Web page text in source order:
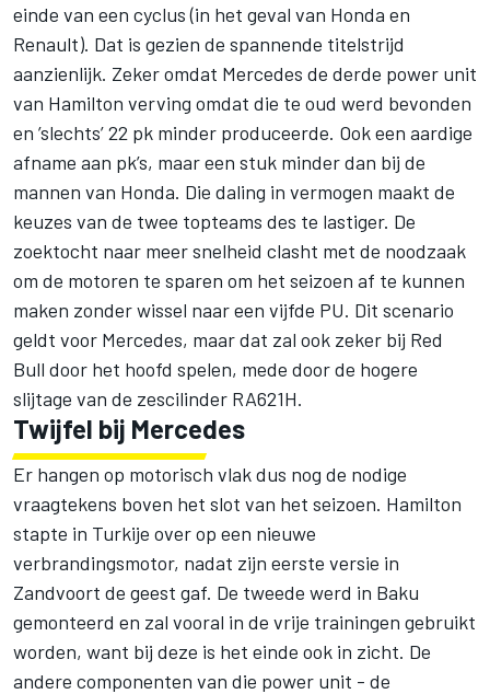
einde van een cyclus (in het geval van Honda en
Renault). Dat is gezien de spannende titelstrijd
aanzienlijk. Zeker omdat Mercedes de derde power unit
van Hamilton verving omdat die te oud werd bevonden
en ’slechts’ 22 pk minder produceerde. Ook een aardige
afname aan pk’s, maar een stuk minder dan bij de
mannen van Honda. Die daling in vermogen maakt de
keuzes van de twee topteams des te lastiger. De
zoektocht naar meer snelheid clasht met de noodzaak
om de motoren te sparen om het seizoen af te kunnen
maken zonder wissel naar een vijfde PU. Dit scenario
geldt voor Mercedes, maar dat zal ook zeker bij Red
Bull door het hoofd spelen, mede door de hogere
slijtage van de zescilinder RA621H.
Twijfel bij Mercedes
Er hangen op motorisch vlak dus nog de nodige
vraagtekens boven het slot van het seizoen. Hamilton
stapte in Turkije over op een nieuwe
verbrandingsmotor, nadat zijn eerste versie in
Zandvoort de geest gaf. De tweede werd in Baku
gemonteerd en zal vooral in de vrije trainingen gebruikt
worden, want bij deze is het einde ook in zicht. De
andere componenten van die power unit - de